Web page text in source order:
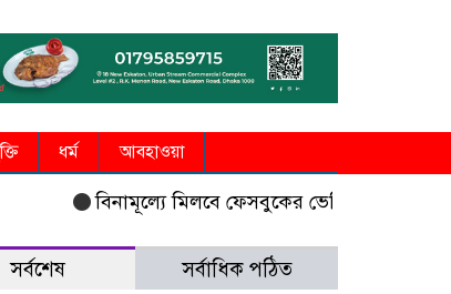
ধর্ম আবহাওয়া
বিনামূল্যে মিলবে ফেসবুকের ভেরিফায়েড ব্লু ব্যাজ,
সর্বশেষ সর্বাধিক পঠিত